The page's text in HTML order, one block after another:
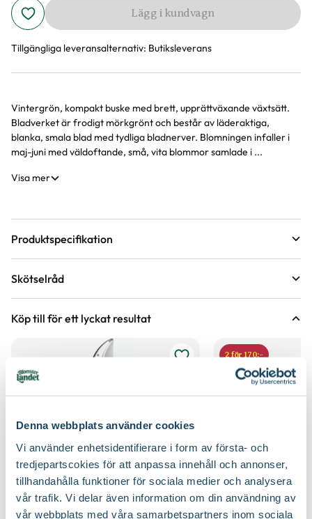
Denna webbplats använder cookies
Vi använder enhetsidentifierare i form av första- och
tredjepartscokies för att anpassa innehåll och annonser,
tillhandahålla funktioner för sociala medier och analysera
vår trafik. Vi delar även information om din användning av
vår webbplats med våra samarbetspartners inom sociala
Lägg i kundvagn
Tillgängliga leveransalternativ: Butiksleverans
Produktinformation
Vintergrön, kompakt buske med brett, upprättväxande växtsätt.
Bladverket är frodigt mörkgrönt och består av läderaktiga,
blanka, smala blad med tydliga bladnerver. Blomningen infaller i
maj-juni med väldoftande, små, vita blommor samlade i ...
Visa mer
Produktspecifikation
Krukstorlek
Hur vi mäter leveranshöjd på växter
80 - 150 cm Höjd på trädgårdsväxter
Kvalitet - typ av planta
Växtsätt Brett upprättväxande, Lågt och kompakt
Blomfärg Vit
Bladfärg Mörkgrön
Skötselråd
Läge Halvskugga till skugga
Vad är odlingszon?
Planteringsavstånd (cc)
Näring Trädgårdsgödsel
Jordprodukter Planteringsjord
Köp till för ett lyckat resultat
2 för 170:-